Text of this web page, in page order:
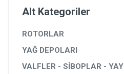
Alt Kategoriler
ROTORLAR
YAĞ DEPOLARI
VALFLER - SİBOPLAR - YAY